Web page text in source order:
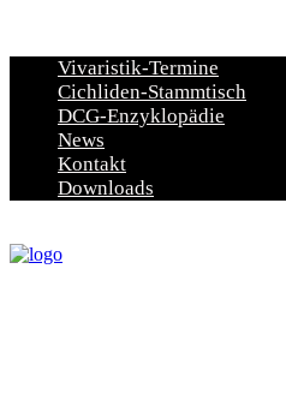
Vivaristik-Termine
Cichliden-Stammtisch
DCG-Enzyklopädie
News
Kontakt
Downloads